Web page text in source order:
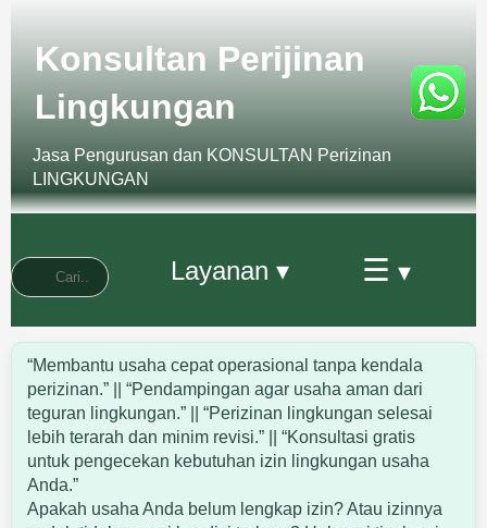
Konsultan Perijinan
Lingkungan
Jasa Pengurusan dan KONSULTAN Perizinan
LINGKUNGAN
Layanan ▾ ☰ ▾
“Membantu usaha cepat operasional tanpa kendala
perizinan.” || “Pendampingan agar usaha aman dari
teguran lingkungan.” || “Perizinan lingkungan selesai
lebih terarah dan minim revisi.” || “Konsultasi gratis
untuk pengecekan kebutuhan izin lingkungan usaha
Anda.”
Apakah usaha Anda belum lengkap izin? Atau izinnya